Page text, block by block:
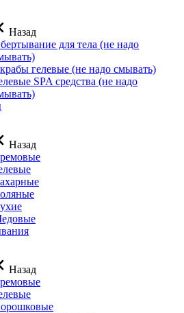
Назад
для тела (не надо
гелевые (не надо смывать)
SPA средства (не надо
Назад
Назад